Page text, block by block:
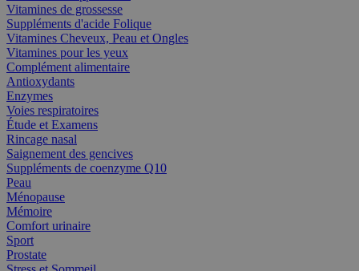
Vitamines de grossesse
Suppléments d'acide Folique
Vitamines Cheveux, Peau et Ongles
Vitamines pour les yeux
Complément alimentaire
Antioxydants
Enzymes
Voies respiratoires
Étude et Examens
Rincage nasal
Saignement des gencives
Suppléments de coenzyme Q10
Peau
Ménopause
Mémoire
Comfort urinaire
Sport
Prostate